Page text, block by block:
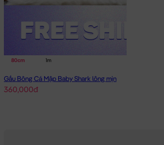
80cm 1m
Gấu Bông Cá Mập Baby Shark lông mịn
360,000đ